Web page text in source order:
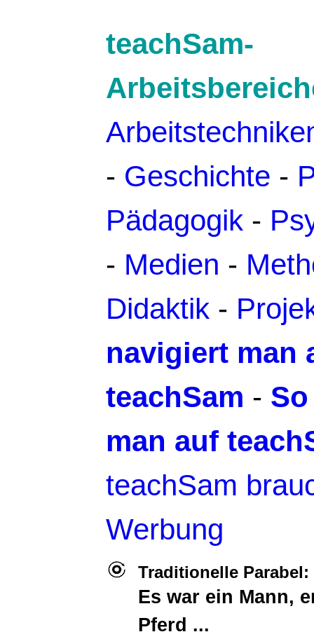
teachSam-
- Geschichte -
Pädagogik -
- Medien -
Didaktik -
navigiert man
teachSam -
man auf
teachSam
Werbung
Traditionelle Parabel:
Es war ein Mann,
Pferd ...